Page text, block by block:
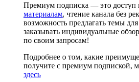
Премиум подписка — это доступ
материалам, чтение канала без
возможность предлагать темы
заказывать индивидуальные
по своим запросам!
Подробнее о том, какие
получите с премиум подпиской,
здесь